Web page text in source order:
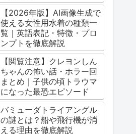
【2026年版】AI画像生成で
使える女性用水着の種類一
覧｜英語表記・特徴・プロ
ンプトを徹底解説
【閲覧注意】クレヨンしん
ちゃんの怖い話・ホラー回
まとめ｜子供の頃トラウマ
になった最恐エピソード
バミューダトライアングル
の謎とは？船や飛行機が消
える理由を徹底解説